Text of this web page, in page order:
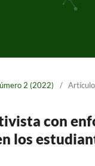
2 (2022) /
con
los